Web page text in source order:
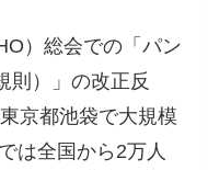
）総会での「パン
則）」の改正反
京都池袋で大規模
は全国から2万人